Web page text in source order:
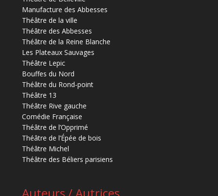
Manufacture des Abbesses
Théâtre de la ville
Théâtre des Abbesses
Théâtre de la Reine Blanche
Les Plateaux Sauvages
Théâtre Lepic
Bouffes du Nord
Théâtre du Rond-point
Théâtre 13
Théâtre Rive gauche
Comédie Française
Théâtre de l’Opprimé
Théâtre de l’Épée de bois
Théâtre Michel
Théâtre des Béliers parisiens
Auteurs / Autrices